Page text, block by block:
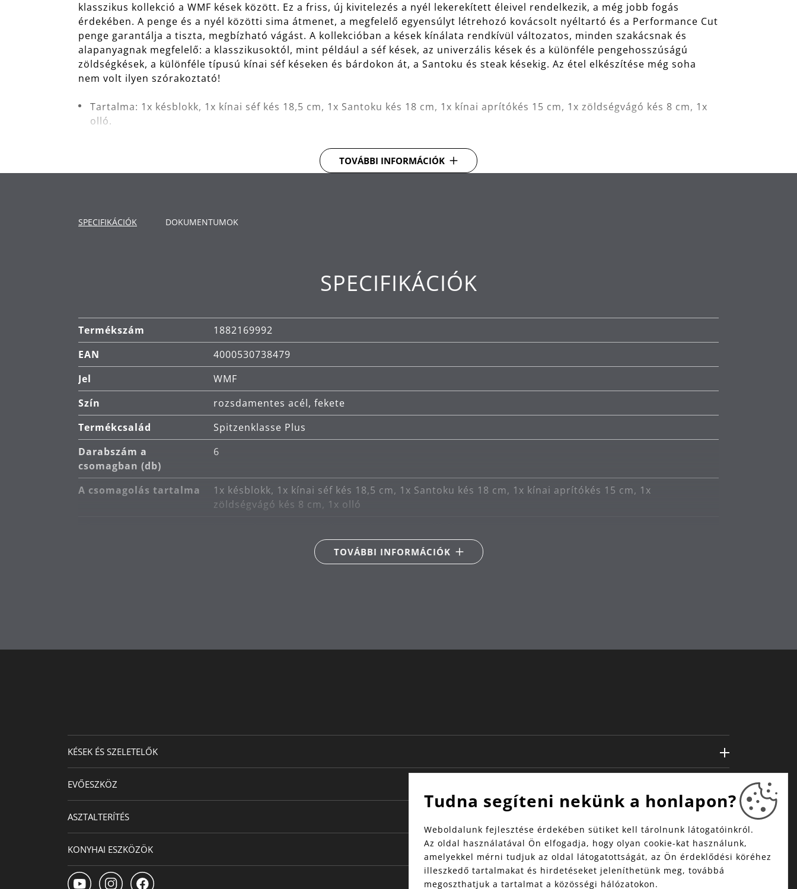
klasszikus kollekció a WMF kések között. Ez a friss, új kivitelezés a nyél lekerekített éleivel rendelkezik, a még jobb fogás
érdekében. A penge és a nyél közötti sima átmenet, a megfelelő egyensúlyt létrehozó kovácsolt nyéltartó és a Performance Cut
penge garantálja a tiszta, megbízható vágást. A kollekcióban a kések kínálata rendkívül változatos, minden szakácsnak és
alapanyagnak megfelelő: a klasszikusoktól, mint például a séf kések, az univerzális kések és a különféle pengehosszúságú
zöldségkések, a különféle típusú kínai séf késeken és bárdokon át, a Santoku és steak késekig. Az étel elkészítése még soha
nem volt ilyen szórakoztató!
Tartalma: 1x késblokk, 1x kínai séf kés 18,5 cm, 1x Santoku kés 18 cm, 1x kínai aprítókés 15 cm, 1x zöldségvágó kés 8 cm, 1x
olló.
Anyag: kovácsolt penge speciális rozsdamentes acélból. Kiváló minőségű műanyagból készült markolat és bükkfából készült
a tökéletes szögben. Ez a WMF Performance Cut - a kiváló, hosszantartó élességért.
Kés tisztítása: kézi mosás.
TOVÁBBI INFORMÁCIÓK
SPECIFIKÁCIÓK DOKUMENTUMOK
SPECIFIKÁCIÓK
Termékszám
1882169992
EAN
4000530738479
Jel
WMF
Szín
rozsdamentes acél, fekete
Termékcsalád
Spitzenklasse Plus
Darabszám a
csomagban (db)
6
A csomagolás tartalma
1x késblokk, 1x kínai séf kés 18,5 cm, 1x Santoku kés 18 cm, 1x kínai aprítókés 15 cm, 1x
zöldségvágó kés 8 cm, 1x olló
TOVÁBBI INFORMÁCIÓK
KÉSEK ÉS SZELETELŐK
EVŐESZKÖZ
ASZTALTERÍTÉS
KONYHAI ESZKÖZÖK
Tudna segíteni nekünk a honlapon?
Weboldalunk fejlesztése érdekében sütiket kell tárolnunk látogatóinkról.
Az oldal használatával Ön elfogadja, hogy olyan cookie-kat használunk,
amelyekkel mérni tudjuk az oldal látogatottságát, az Ön érdeklődési köréhez
illeszkedő tartalmakat és hirdetéseket jeleníthetünk meg, továbbá
megoszthatjuk a tartalmat a közösségi hálózatokon.